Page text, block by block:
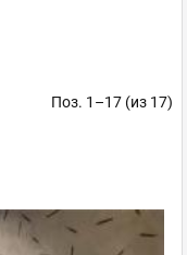
Поз. 1–17 (из 17)